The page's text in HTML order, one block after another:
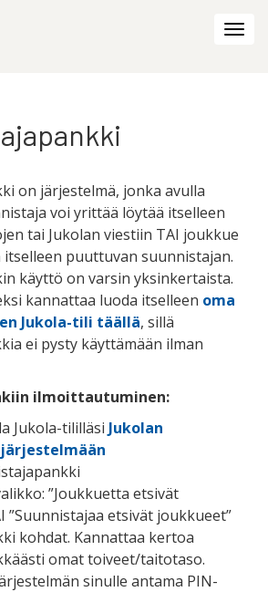
on järjestelmä, jonka avulla
voi yrittää löytää itselleen
tai Jukolan viestiin TAI joukkue
puuttuvan suunnistajan.
käyttö on varsin yksinkertaista.
kannattaa luoda itselleen oma
Jukola-tili täällä, sillä
ei pysty käyttämään ilman
ilmoittautuminen:
Jukola-tililläsi Jukolan
”Joukkuetta etsivät
”Suunnistajaa etsivät joukkueet”
kohdat. Kannattaa kertoa
omat toiveet/taitotaso.
sinulle antama PIN-